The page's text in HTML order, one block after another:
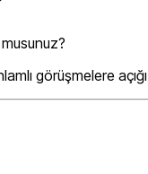
görüşmelere